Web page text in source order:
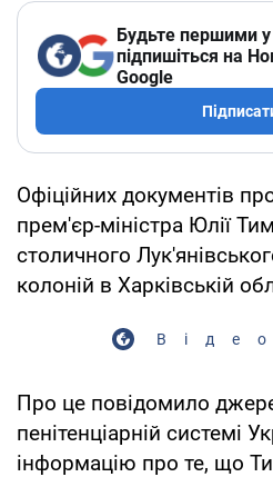
Будьте першими у
підпишіться на
Google
Офіційних документів
прем'єр-міністра Юлії
столичного
колоній в Харківській
Про це повідомило
пенітенціарній системі
інформацію про те, що